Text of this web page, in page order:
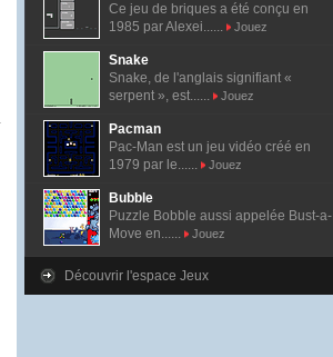
Ce jeu de briques a été conçu en
1985 par Alexei......
Jouez
Snake
Snake, de l'anglais signifiant «
serpent », est......
Jouez
Pacman
Pac-Man est un jeu vidéo créé en
1979 par le......
Jouez
Bubble
Puzzle Bobble aussi appelée Bust-a-
Move en......
Jouez
Découvrir l'espace Jeux